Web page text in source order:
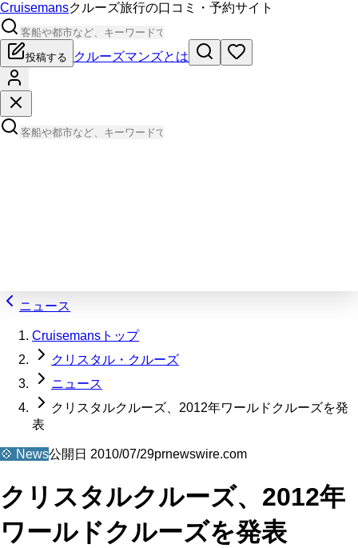
Cruisemansクルーズ旅行の口コミ・予約サイト
投稿する クルーズマンズとは
ニュース
Cruisemansトップ
クリスタル・クルーズ
ニュース
クリスタルクルーズ、2012年ワールドクルーズを発
表
💠 News公開日 2010/07/29prnewswire.com
クリスタルクルーズ、2012年
ワールドクルーズを発表